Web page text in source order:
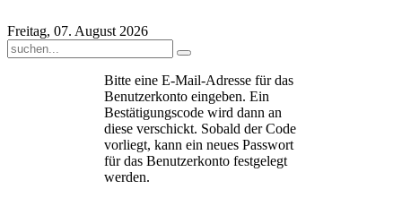
Freitag, 07. August 2026
Bitte eine E-Mail-Adresse für das
Benutzerkonto eingeben. Ein
Bestätigungscode wird dann an
diese verschickt. Sobald der Code
vorliegt, kann ein neues Passwort
für das Benutzerkonto festgelegt
werden.